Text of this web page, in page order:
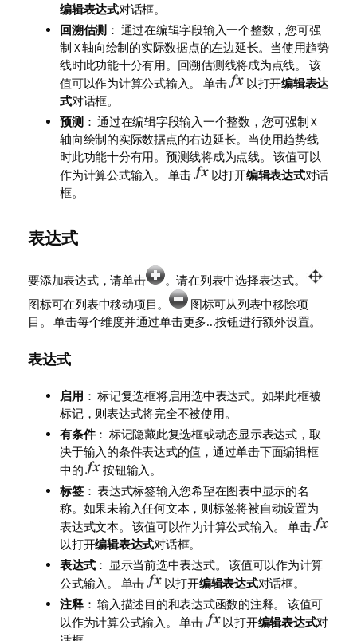
编辑表达式对话框。
回溯估测 ： 通过在编辑字段输入一个整数，您可强
制 X 轴向绘制的实际数据点的左边延长。当使用趋势
线时此功能十分有用。回溯估测线将成为点线。 该
值可以作为计算公式输入。 单击
以打开编辑表达
式对话框。
预测 ： 通过在编辑字段输入一个整数，您可强制 X
轴向绘制的实际数据点的右边延长。当使用趋势线
时此功能十分有用。预测线将成为点线。 该值可以
作为计算公式输入。 单击
以打开编辑表达式对话
框。
表达式
要添加表达式，请单击
。请在列表中选择表达式。
图标可在列表中移动项目。
图标可从列表中移除项
目。 单击每个维度并通过单击更多...按钮进行额外设置。
表达式
启用 ： 标记复选框将启用选中表达式。如果此框被
标记，则表达式将完全不被使用。
有条件： 标记隐藏此复选框或动态显示表达式，取
决于输入的条件表达式的值，通过单击下面编辑框
中的
按钮输入。
标签： 表达式标签输入您希望在图表中显示的名
称。如果未输入任何文本，则标签将被自动设置为
表达式文本。 该值可以作为计算公式输入。 单击
以打开编辑表达式对话框。
表达式： 显示当前选中表达式。 该值可以作为计算
公式输入。 单击
以打开编辑表达式对话框。
注释： 输入描述目的和表达式函数的注释。 该值可
以作为计算公式输入。 单击
以打开编辑表达式对